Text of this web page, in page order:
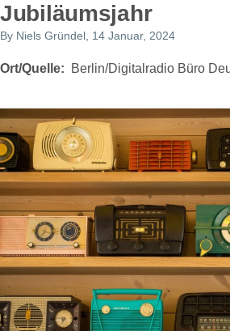
Jubiläumsjahr
By Niels Gründel , 14 Januar, 2024
Ort/Quelle Berlin/Digitalradio Büro